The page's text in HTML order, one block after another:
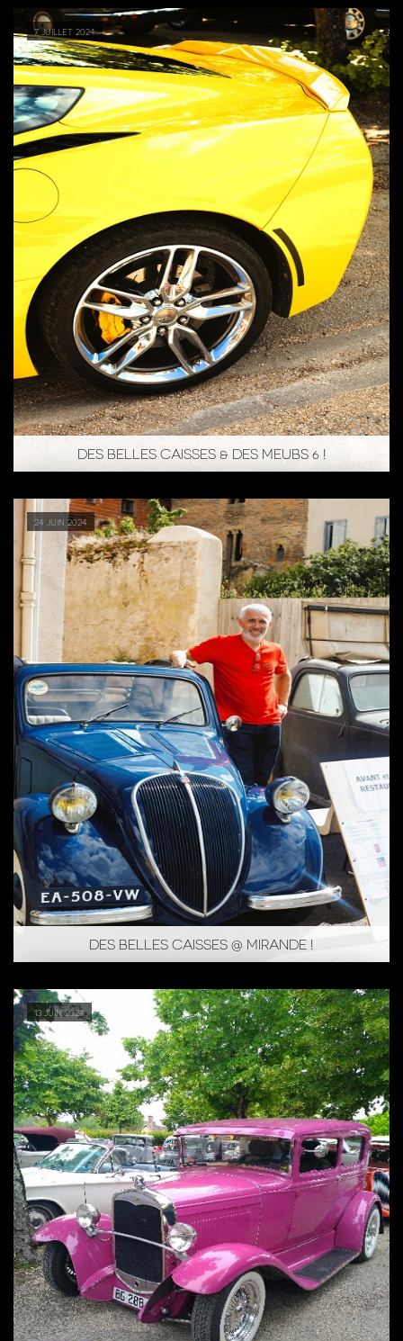
7 juillet 2024
DES BELLES CAISSES & DES MEUBS 6 !
24 juin 2024
DES BELLES CAISSES @ MIRANDE !
13 juin 2024